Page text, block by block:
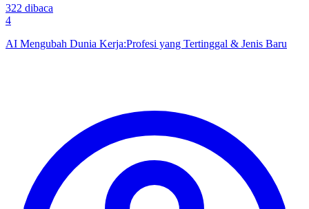
322 dibaca
4
AI Mengubah Dunia Kerja:Profesi yang Tertinggal & Jenis Baru